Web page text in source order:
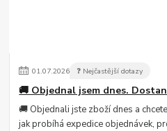
01.07.2026 ❓ Nejčastější dotazy
🚚 Objednal jsem dnes.
🚚 Objednali jste zboží dnes a
jak probíhá expedice objednávek,